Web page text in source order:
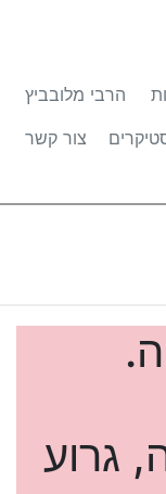
הרבי מלובביץ
צור קשר
גרוע